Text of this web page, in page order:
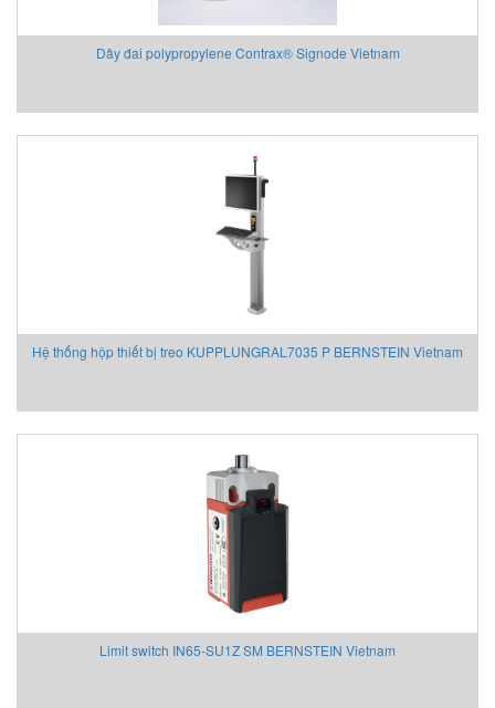
Dây đai polypropylene Contrax® Signode Vietnam
Hệ thống hộp thiết bị treo KUPPLUNGRAL7035 P BERNSTEIN Vietnam
Limit switch IN65-SU1Z SM BERNSTEIN Vietnam